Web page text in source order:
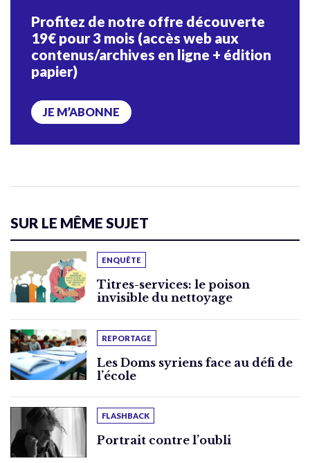
Profitez de notre offre découverte
19€ pour 3 mois (accès web aux
contenus/archives en ligne + édition
papier)
JE M’ABONNE
SUR LE MÊME SUJET
ENQUÊTE
Titres-services: le poison
invisible du nettoyage
REPORTAGE
Les Doms syriens face au défi de
l’école
FLASHBACK
Portrait contre l’oubli